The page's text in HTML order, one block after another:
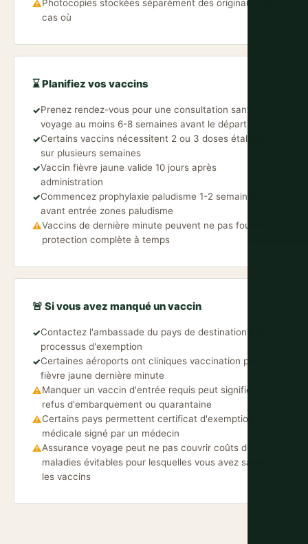
⚠Photocopies stockées séparément des originaux, au
cas où
⌛ Planifiez vos vaccins
✓Prenez rendez-vous pour une consultation santé
voyage au moins 6-8 semaines avant le départ
✓Certains vaccins nécessitent 2 ou 3 doses étalées
sur plusieurs semaines
✓Vaccin fièvre jaune valide 10 jours après
administration
✓Commencez prophylaxie paludisme 1-2 semaines
avant entrée zones paludisme
⚠Vaccins de dernière minute peuvent ne pas fournir
protection complète à temps
🚨 Si vous avez manqué un vaccin
✓Contactez l'ambassade du pays de destination pour
processus d'exemption
✓Certaines aéroports ont cliniques vaccination pour
fièvre jaune dernière minute
⚠Manquer un vaccin d'entrée requis peut signifier
refus d'embarquement ou quarantaine
⚠Certains pays permettent certificat d'exemption
médicale signé par un médecin
⚠Assurance voyage peut ne pas couvrir coûts de
maladies évitables pour lesquelles vous avez sauté
les vaccins